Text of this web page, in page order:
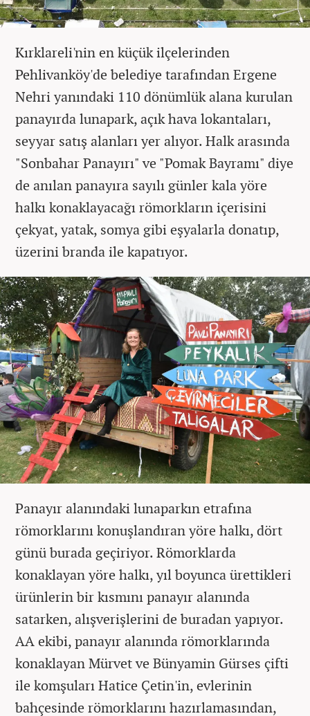
Kırklareli'nin en küçük ilçelerinden
Pehlivanköy'de belediye tarafından Ergene
Nehri yanındaki 110 dönümlük alana kurulan
panayırda lunapark, açık hava lokantaları,
seyyar satış alanları yer alıyor. Halk arasında
"Sonbahar Panayırı" ve "Pomak Bayramı" diye
de anılan panayıra sayılı günler kala yöre
halkı konaklayacağı römorkların içerisini
çekyat, yatak, somya gibi eşyalarla donatıp,
üzerini branda ile kapatıyor.
Panayır alanındaki lunaparkın etrafına
römorklarını konuşlandıran yöre halkı, dört
günü burada geçiriyor. Römorklarda
konaklayan yöre halkı, yıl boyunca ürettikleri
ürünlerin bir kısmını panayır alanında
satarken, alışverişlerini de buradan yapıyor.
AA ekibi, panayır alanında römorklarında
konaklayan Mürvet ve Bünyamin Gürses çifti
ile komşuları Hatice Çetin'in, evlerinin
bahçesinde römorklarını hazırlamasından,